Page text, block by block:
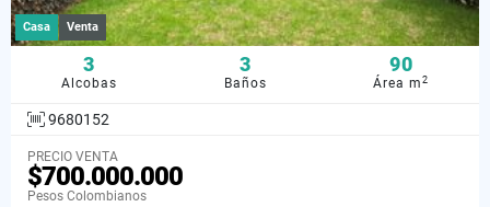
Casa Venta
3
Alcobas
3
Baños
90
Área m2
9680152
PRECIO VENTA
$700.000.000
Pesos Colombianos